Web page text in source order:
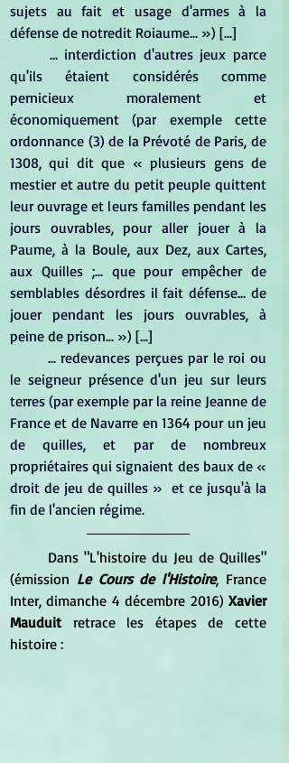
sujets au fait et usage d'armes à la
défense de notredit Roiaume... ») [...]
qu'ils étaient considérés comme
pernicieux moralement et
économiquement (par exemple cette
ordonnance (3) de la Prévoté de Paris, de
1308, qui dit que « plusieurs gens de
mestier et autre du petit peuple quittent
leur ouvrage et leurs familles pendant les
jours ouvrables, pour aller jouer à la
Paume, à la Boule, aux Dez, aux Cartes,
aux Quilles ;... que pour empêcher de
semblables désordres il fait défense... de
jouer pendant les jours ouvrables, à
peine de prison... ») [...]
le seigneur présence d'un jeu sur leurs
terres (par exemple par la reine Jeanne de
France et de Navarre en 1364 pour un jeu
de quilles, et par de nombreux
propriétaires qui signaient des baux de «
droit de jeu de quilles »  et ce jusqu'à la
fin de l'ancien régime.
(émission Le Cours de l'Histoire, France
Inter, dimanche 4 décembre 2016) Xavier
Mauduit retrace les étapes de cette
histoire :